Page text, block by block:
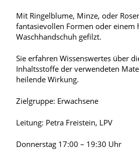
Mit Ringelblume, Minze, oder
fantasievollen Formen oder einem
Waschhandschuh gefilzt.
Sie erfahren Wissenswertes über
Inhaltsstoffe der verwendeten
heilende Wirkung.
Zielgruppe: Erwachsene
Leitung: Petra Freistein, LPV
Donnerstag 17:00 – 19:30 Uhr